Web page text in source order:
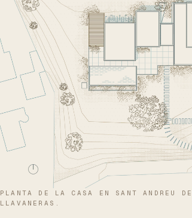
PLANTA DE LA CASA EN SANT ANDREU DE
LLAVANERAS.